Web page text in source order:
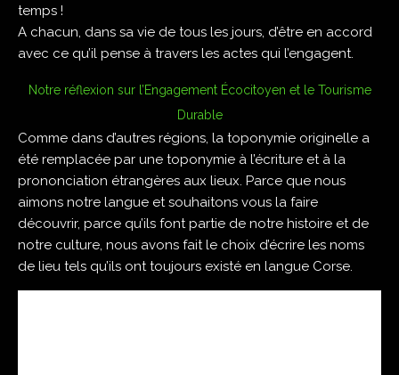
temps !
A chacun, dans sa vie de tous les jours, d’être en accord
avec ce qu’il pense à travers les actes qui l’engagent.
Notre réflexion sur l’Engagement Écocitoyen et le Tourisme
Durable
Comme dans d’autres régions, la toponymie originelle a
été remplacée par une toponymie à l’écriture et à la
prononciation étrangères aux lieux. Parce que nous
aimons notre langue et souhaitons vous la faire
découvrir, parce qu’ils font partie de notre histoire et de
notre culture, nous avons fait le choix d’écrire les noms
de lieu tels qu’ils ont toujours existé en langue Corse.